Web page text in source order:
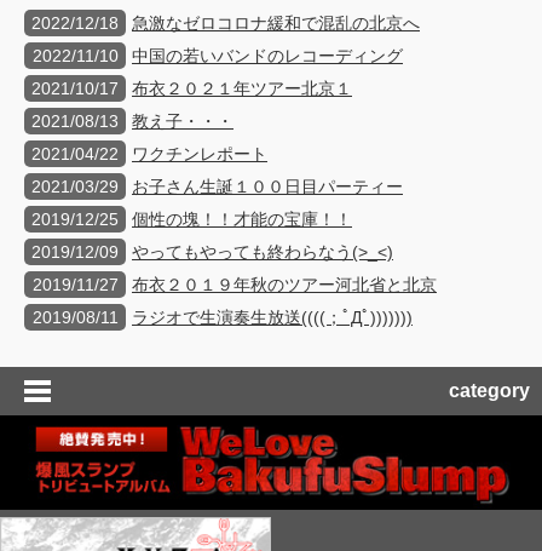
2022/12/18
急激なゼロコロナ緩和で混乱の北京へ
2022/11/10
中国の若いバンドのレコーディング
2021/10/17
布衣２０２１年ツアー北京１
2021/08/13
教え子・・・
2021/04/22
ワクチンレポート
2021/03/29
お子さん生誕１００日目パーティー
2019/12/25
個性の塊！！才能の宝庫！！
2019/12/09
やってもやっても終わらなう(>_<)
2019/11/27
布衣２０１９年秋のツアー河北省と北京
2019/08/11
ラジオで生演奏生放送((((；ﾟДﾟ)))))))
category